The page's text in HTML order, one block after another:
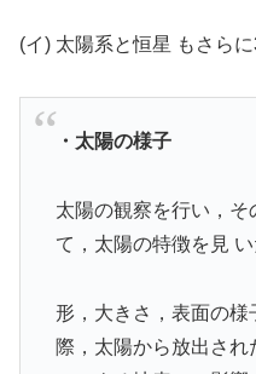
(イ) 太陽系と恒星 もさら
・太陽の様子
太陽の観察を行い，
て，太陽の特徴を見
形，大きさ，表面の
際，太陽から放出さ